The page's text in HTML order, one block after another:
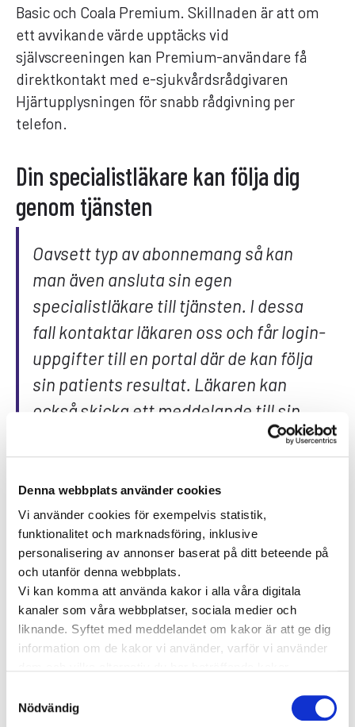
Denna webbplats använder cookies
Vi använder cookies för exempelvis statistik,
funktionalitet och marknadsföring, inklusive
personalisering av annonser baserat på ditt beteende på
och utanför denna webbplats.
Vi kan komma att använda kakor i alla våra digitala
kanaler som våra webbplatser, sociala medier och
liknande. Syftet med meddelandet om kakor är att ge dig
information om de kakor vi använder, varför vi använder
vi behandlar personuppgifter i vår
Integritetspolicy
Nödvändig
Basic och Coala Premium. Skillnaden är att om
ett avvikande värde upptäcks vid
självscreeningen kan Premium-användare få
direktkontakt med e-sjukvårdsrådgivaren
Hjärtupplysningen för snabb rådgivning per
telefon.
Din specialistläkare kan följa dig
genom tjänsten
Oavsett typ av abonnemang så kan
man även ansluta sin egen
specialistläkare till tjänsten. I dessa
fall kontaktar läkaren oss och får login-
uppgifter till en portal där de kan följa
sin patients resultat. Läkaren kan
också skicka ett meddelande till sin
patient och berätta om avvikande
värde som denne vill diskutera eller ge
råd kring.
Grundtanken är att erbjuda en
konsumentprodukt till att börja med. Men genom
att läkaren kan följa hjärtpatienten flera gånger
om dagen är Coala även ett effektivt redskap för
vården.
använder Coala